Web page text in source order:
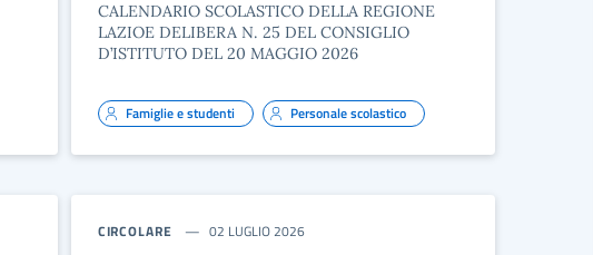
CALENDARIO SCOLASTICO DELLA REGIONE
LAZIOE DELIBERA N. 25 DEL CONSIGLIO
D’ISTITUTO DEL 20 MAGGIO 2026
Famiglie e studenti Personale scolastico
CIRCOLARE 02 LUGLIO 2026